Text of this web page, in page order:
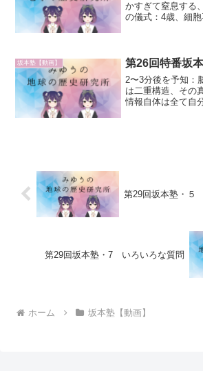
かすぎて窒息する
の儀式：4歳、細胞
ると男性精子が上
坂本塾【動画】 第26回特番坂
2〜3分後を予知：
は二重構造、その
情報自体は全て自
第29回坂本塾・５
第29回坂本塾・7 いろいろな質問
ホーム 坂本塾【動画】